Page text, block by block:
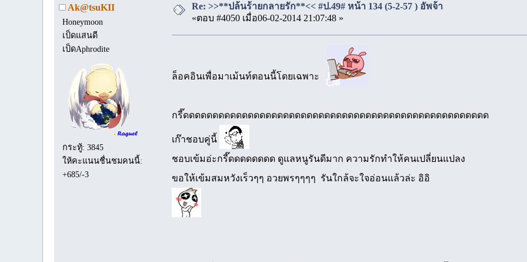
Ak@tsuKII
Honeymoon
เป็ดแสนดี
เป็ดAphrodite
กระทู้: 3845
ให้คะแนนชื่นชมคนนี้:
+685/-3
Re: >>**ปล้นร้ายกลายรัก**<< #ป.49# หน้า 134 (5-2-57 ) อัพจ้า
«ตอบ #4050 เมื่อ06-02-2014 21:07:48 »
ล็อคอินเพื่อมาเม้นท์ตอนนี้โดยเฉพาะ
กรี๊ดดดดดดดดดดดดดดดดดดดดดดดดดดดดดดดดดดดดดดดดดดดดดดดดดดดด
เก๊าชอบคู่นี้
ชอบเข้มอ่ะกรี๊ดดดดดดดด ดูแลหนูรันดีมาก ความรักทำให้คนเปลี่ยนแปลง
ขอให้เข้มสมหวังเร็วๆๆ อวยพรๆๆๆๆ รันใกล้จะใจอ่อนแล้วล่ะ อิอิ